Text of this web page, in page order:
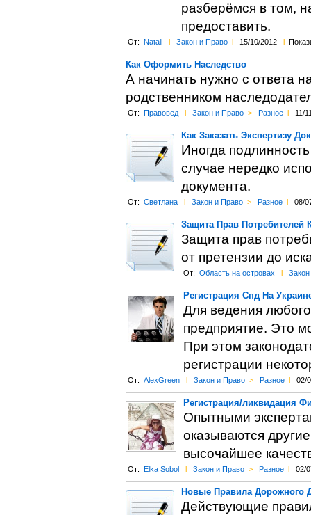
разберёмся в том,
предоставить.
От: Natali l Закон и Право l 15/10/2012 l
Как Оформить Наследство
А начинать нужно с ответа
родственником
От: Правовед l Закон и Право > Разное l 11/
Как Заказать Экспертизу
Иногда
случае нередко
документа.
От: Светлана l Закон и Право > Разное l 08/
Защита Прав Потребителей
Защита прав
от претензии до
От: Область на островах l
Регистрация Спд На
Для ведения
предприятие. Это
При этом
регистрации
От: AlexGreen l Закон и Право > Разное l 02/
Регистрация/ликвидация
Опытными
оказываются
высочайшее
От: Elka Sobol l Закон и Право > Разное l 02/
Новые Правила Дорожного
Действующие